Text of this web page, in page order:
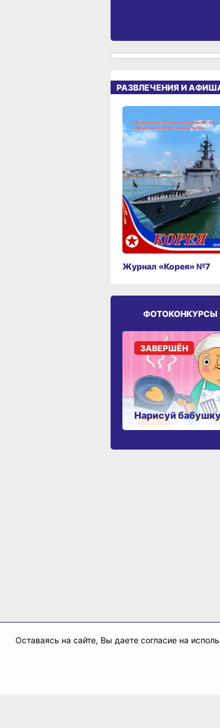
РАЗВЛЕЧЕНИЯ И
Журнал «Корея» №7
ФОТОКОНКУРСЫ
Нарисуй
ЗАВЕРШЁН
Оставаясь на сайте, Вы даете согласие на